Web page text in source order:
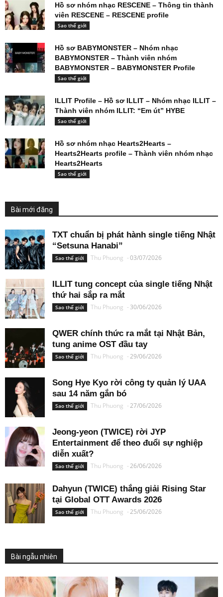
Hồ sơ nhóm nhạc RESCENE – Thông tin thành
viên RESCENE – RESCENE profile
Sao thế giới
Hồ sơ BABYMONSTER – Nhóm nhạc
BABYMONSTER – Thành viên nhóm
BABYMONSTER – BABYMONSTER Profile
Sao thế giới
ILLIT Profile – Hồ sơ ILLIT – Nhóm nhạc ILLIT –
Thành viên nhóm ILLIT: “Em út” HYBE
Sao thế giới
Hồ sơ nhóm nhạc Hearts2Hearts –
Hearts2Hearts profile – Thành viên nhóm nhạc
Hearts2Hearts
Sao thế giới
Bài mới đăng
TXT chuẩn bị phát hành single tiếng Nhật
“Setsuna Hanabi”
Sao thế giới Thu Phuong -03/07/2026
ILLIT tung concept của single tiếng Nhật
thứ hai sắp ra mắt
Sao thế giới Thu Phuong - 30/06/2026
QWER chính thức ra mắt tại Nhật Bản,
tung anime OST đầu tay
Sao thế giới Thu Phuong -29/06/2026
Song Hye Kyo rời công ty quản lý UAA
sau 14 năm gắn bó
Sao thế giới Thu Phuong -27/06/2026
Jeong-yeon (TWICE) rời JYP
Entertainment để theo đuổi sự nghiệp
diễn xuất?
Sao thế giới Thu Phuong -26/06/2026
Dahyun (TWICE) thắng giải Rising Star
tại Global OTT Awards 2026
Sao thế giới Thu Phuong -25/06/2026
Bài ngẫu nhiên